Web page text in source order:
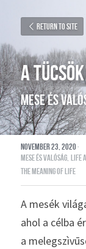
Return to site
A
mese és
November 23, 2020·
mese és valóság, life
the meaning of life
A mesék
ahol a célba
a